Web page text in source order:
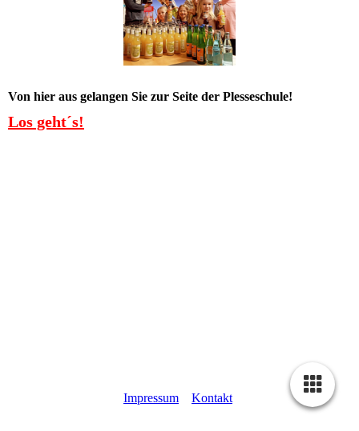
Von hier aus gelangen Sie zur Seite der Plesseschule!
Los geht´s!
Impressum Kontakt